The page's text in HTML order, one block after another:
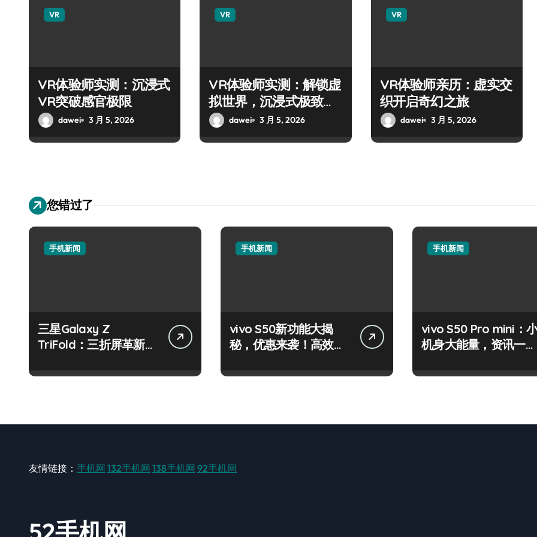
VR
VR体验师实测：沉浸式
VR突破感官极限
dawei 3 月 5, 2026
VR
VR体验师实测：解锁虚
拟世界，沉浸式极致之
旅！dawei 3 月 5, 2026
VR
VR体验师亲历：虚实交
织开启奇幻之旅
dawei 3 月 5, 2026
您错过了
手机新闻
三星Galaxy Z
TriFold：三折屏革新，
手机新闻
vivo S50新功能大揭
秘，优惠来袭！高效玩
手机新闻
vivo S50 Pro mini：
机身大能量，资讯一手
友情链接： 手机网 132手机网 138手机网 92手机网